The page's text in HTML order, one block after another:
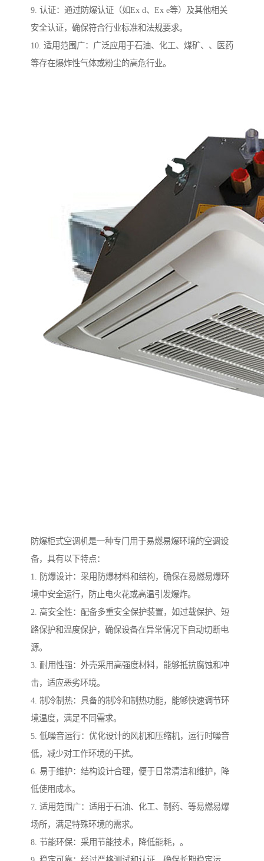
9. 认证：通过防爆认证（如Ex d、Ex e等）及其他相关
安全认证，确保符合行业标准和法规要求。
10. 适用范围广：广泛应用于石油、化工、煤矿、、医药
等存在爆炸性气体或粉尘的高危行业。
防爆柜式空调机是一种专门用于易燃易爆环境的空调设
备，具有以下特点：
1. 防爆设计：采用防爆材料和结构，确保在易燃易爆环
境中安全运行，防止电火花或高温引发爆炸。
2. 高安全性：配备多重安全保护装置，如过载保护、短
路保护和温度保护，确保设备在异常情况下自动切断电
源。
3. 耐用性强：外壳采用高强度材料，能够抵抗腐蚀和冲
击，适应恶劣环境。
4. 制冷制热：具备的制冷和制热功能，能够快速调节环
境温度，满足不同需求。
5. 低噪音运行：优化设计的风机和压缩机，运行时噪音
低，减少对工作环境的干扰。
6. 易于维护：结构设计合理，便于日常清洁和维护，降
低使用成本。
7. 适用范围广：适用于石油、化工、制药、等易燃易爆
场所，满足特殊环境的需求。
8. 节能环保：采用节能技术，降低能耗，。